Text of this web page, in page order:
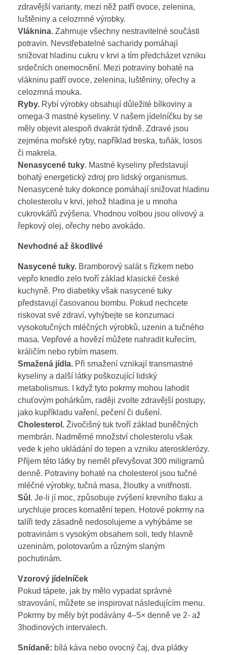
zdravější varianty, mezi něž patří ovoce, zelenina,
luštěniny a celozrnné výrobky.
Vláknina. Zahrnuje všechny nestravitelné součásti
potravin. Nevstřebatelné sacharidy pomáhají
snižovat hladinu cukru v krvi a tím předcházet vzniku
srdečních onemocnění. Mezi potraviny bohaté na
vlákninu patří ovoce, zelenina, luštěniny, ořechy a
celozrnná mouka.
Ryby. Rybí výrobky obsahují důležité bílkoviny a
omega-3 mastné kyseliny. V našem jídelníčku by se
měly objevit alespoň dvakrát týdně. Zdravé jsou
zejména mořské ryby, například treska, tuňák, losos
či makrela.
Nenasycené tuky. Mastné kyseliny představují
bohatý energetický zdroj pro lidský organismus.
Nenasycené tuky dokonce pomáhají snižovat hladinu
cholesterolu v krvi, jehož hladina je u mnoha
cukrovkářů zvýšena. Vhodnou volbou jsou olivový a
řepkový olej, ořechy nebo avokádo.
Nevhodné až škodlivé
Nasycené tuky. Bramborový salát s řízkem nebo
vepřo knedlo zelo tvoří základ klasické české
kuchyně. Pro diabetiky však nasycené tuky
představují časovanou bombu. Pokud nechcete
riskovat své zdraví, vyhýbejte se konzumaci
vysokotučných mléčných výrobků, uzenin a tučného
masa. Vepřové a hovězí můžete nahradit kuřecím,
králičím nebo rybím masem.
Smažená jídla. Při smažení vznikají transmastné
kyseliny a další látky poškozující lidský
metabolismus. I když tyto pokrmy mohou lahodit
chuťovým pohárkům, raději zvolte zdravější postupy,
jako kupříkladu vaření, pečení či dušení.
Cholesterol. Živočišný tuk tvoří základ buněčných
membrán. Nadměrné množství cholesterolu však
vede k jeho ukládání do tepen a vzniku aterosklerózy.
Příjem této látky by neměl převyšovat 300 miligramů
denně. Potraviny bohaté na cholesterol jsou tučné
mléčné výrobky, tučná masa, žloutky a vnitřnosti.
Sůl . Je-li jí moc, způsobuje zvýšení krevního tlaku a
urychluje proces kornatění tepen. Hotové pokrmy na
talíři tedy zásadně nedosolujeme a vyhýbáme se
potravinám s vysokým obsahem soli, tedy hlavně
uzeninám, polotovarům a různým slaným
pochutinám.
Vzorový jídelníček
Pokud tápete, jak by mělo vypadat správné
stravování, můžete se inspirovat následujícím menu.
Pokrmy by měly být podávány 4–5× denně ve 2- až
3hodinových intervalech.
Snídaně: bílá káva nebo ovocný čaj, dva plátky